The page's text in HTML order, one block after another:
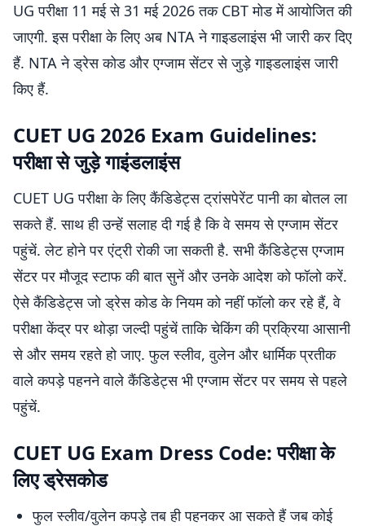
UG परीक्षा 11 मई से 31 मई 2026 तक CBT मोड में आयोजित की
जाएगी. इस परीक्षा के लिए अब NTA ने गाइडलाइंस भी जारी कर दिए
हैं. NTA ने ड्रेस कोड और एग्जाम सेंटर से जुड़े गाइडलाइंस जारी
किए हैं.
CUET UG 2026 Exam Guidelines:
परीक्षा से जुड़े गाइंडलाइंस
CUET UG परीक्षा के लिए कैंडिडेट्स ट्रांसपेरेंट पानी का बोतल ला
सकते हैं. साथ ही उन्हें सलाह दी गई है कि वे समय से एग्जाम सेंटर
पहुंचें. लेट होने पर एंट्री रोकी जा सकती है. सभी कैंडिडेट्स एग्जाम
सेंटर पर मौजूद स्टाफ की बात सुनें और उनके आदेश को फॉलो करें.
ऐसे कैंडिडेट्स जो ड्रेस कोड के नियम को नहीं फॉलो कर रहे हैं, वे
परीक्षा केंद्र पर थोड़ा जल्दी पहुंचें ताकि चेकिंग की प्रक्रिया आसानी
से और समय रहते हो जाए. फुल स्लीव, वुलेन और धार्मिक प्रतीक
वाले कपड़े पहनने वाले कैंडिडेट्स भी एग्जाम सेंटर पर समय से पहले
पहुंचें.
CUET UG Exam Dress Code: परीक्षा के
लिए ड्रेसकोड
फुल स्लीव/वुलेन कपड़े तब ही पहनकर आ सकते हैं जब कोई